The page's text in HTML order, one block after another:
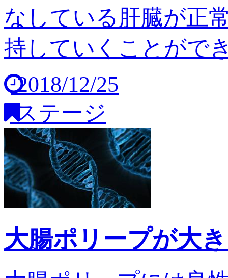
なしている肝臓が正
持していくことがで
2018/12/25
ステージ
大腸ポリープが大